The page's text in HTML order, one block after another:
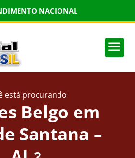
NACIONAL
a
está procurando
Belgo em
Santana –